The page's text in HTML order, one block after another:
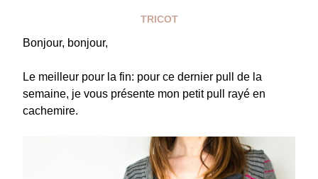
TRICOT
Bonjour, bonjour,
Le meilleur pour la fin: pour ce dernier pull de la
semaine, je vous présente mon petit pull rayé en
cachemire.